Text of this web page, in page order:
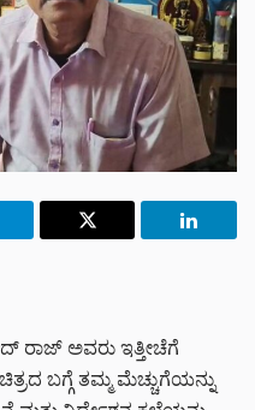
ರಾಜ್ ಅವರು ಇತ್ತೀಚೆಗೆ
ಬಗ್ಗೆ ತಮ್ಮ ಮೆಚ್ಚುಗೆಯನ್ನು